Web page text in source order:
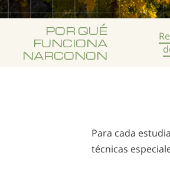
POR QUÉ
FUNCIONA
NARCONON
Para cada
técnicas